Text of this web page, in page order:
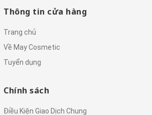
Thông tin cửa hàng
Trang chủ
Về May Cosmetic
Tuyển dụng
Chính sách
Điều Kiện Giao Dịch Chung